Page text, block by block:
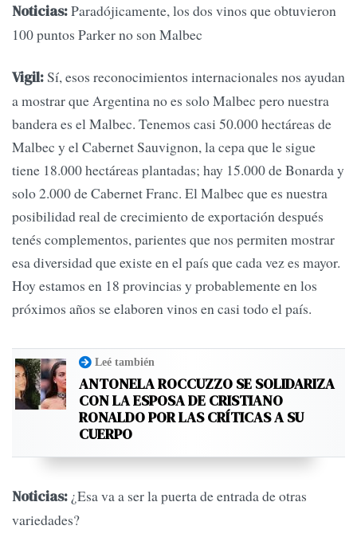
Noticias:Paradójicamente, los dos vinos que obtuvieron
100 puntos Parker no son Malbec
Vigil:Sí, esos reconocimientos internacionales nos ayudan
a mostrar que Argentina no es solo Malbec pero nuestra
bandera es el Malbec. Tenemos casi 50.000 hectáreas de
Malbec y el Cabernet Sauvignon, la cepa que le sigue
tiene 18.000 hectáreas plantadas; hay 15.000 de Bonarda y
solo 2.000 de Cabernet Franc. El Malbec que es nuestra
posibilidad real de crecimiento de exportación después
tenés complementos, parientes que nos permiten mostrar
esa diversidad que existe en el país que cada vez es mayor.
Hoy estamos en 18 provincias y probablemente en los
próximos años se elaboren vinos en casi todo el país.
Leé también
ANTONELA ROCCUZZO SE SOLIDARIZA
CON LA ESPOSA DE CRISTIANO
RONALDO POR LAS CRÍTICAS A SU
CUERPO
Noticias: ¿Esa va a ser la puerta de entrada de otras
variedades?